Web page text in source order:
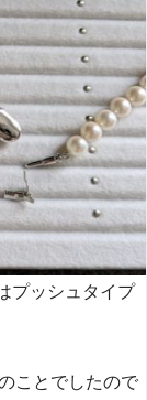
プッシュタイプ
ことでしたので